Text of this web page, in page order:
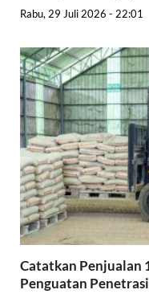
Rabu, 29 Juli 2026 - 22:01
Catatkan Penjualan
Penguatan